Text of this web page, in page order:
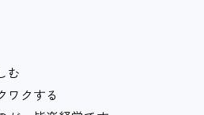
む
ワクする